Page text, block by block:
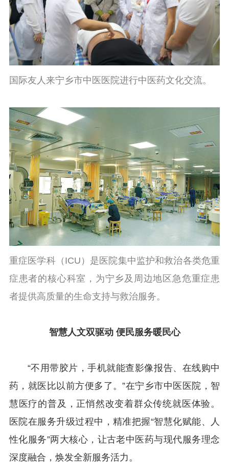
国际友人来宁乡市中医医院进行中医药文化交流。
重症医学科（ICU）是医院集中监护和救治各类危重
症患者的核心科室，为宁乡及周边地区急危重症患
者提供高质量的生命支持与救治服务。
智慧人文双驱动 便民服务暖民心
“不用带胶片，手机就能查影像报告、在线购中
药，就医比以前方便多了。”在宁乡市中医医院，智
慧医疗的普及，正悄然改变着群众传统就医体验。
医院在服务升级过程中，精准把握“智慧化赋能、人
性化服务”两大核心，让古老中医药与现代服务理念
深度融合，焕发全新服务活力。